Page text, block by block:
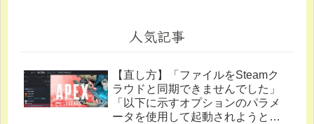
人気記事
【直し方】「ファイルをSteamク
ラウドと同期できませんでした」
「以下に示すオプションのパラメ
ータを使用して起動されようとし